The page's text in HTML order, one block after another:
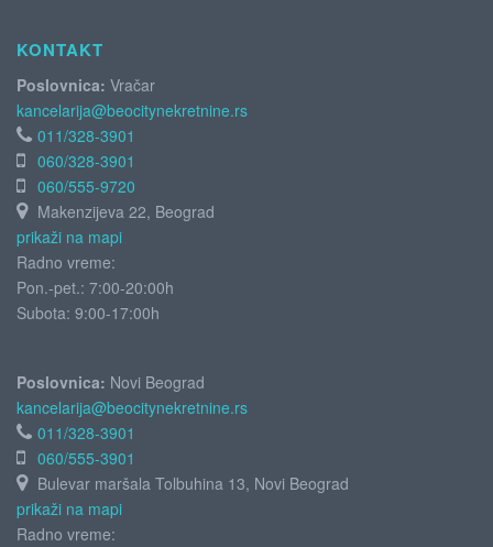
KONTAKT
Poslovnica: Vračar
kancelarija@beocitynekretnine.rs
011/328-3901
060/328-3901
060/555-9720
Makenzijeva 22, Beograd
prikaži na mapi
Radno vreme:
Pon.-pet.: 7:00-20:00h
Subota: 9:00-17:00h
Poslovnica: Novi Beograd
kancelarija@beocitynekretnine.rs
011/328-3901
060/555-3901
Bulevar maršala Tolbuhina 13, Novi Beograd
prikaži na mapi
Radno vreme: